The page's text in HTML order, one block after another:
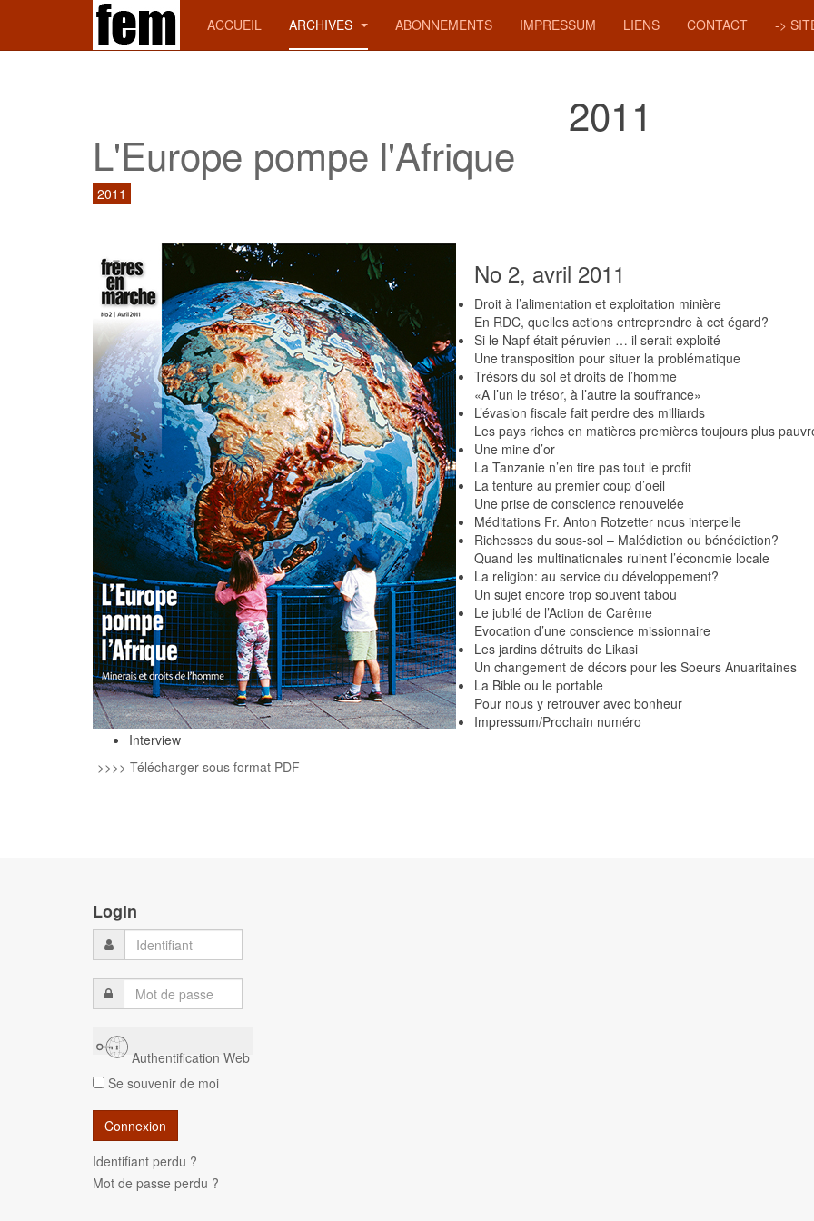
ACCUEIL ARCHIVES ABONNEMENTS IMPRESSUM LIENS CONTACT ->
2011
L'Europe pompe l'Afrique
2011
No 2, avril 2011
Droit à l’alimentation et exploitation minière
En RDC, quelles actions entreprendre à cet égard?
Si le Napf était péruvien … il serait exploité
Une transposition pour situer la problématique
Trésors du sol et droits de l’homme
«A l’un le trésor, à l’autre la souffrance»
L’évasion fiscale fait perdre des milliards
Les pays riches en matières premières toujours plus
Une mine d’or
La Tanzanie n’en tire pas tout le profit
La tenture au premier coup d’oeil
Une prise de conscience renouvelée
Méditations Fr. Anton Rotzetter nous interpelle
Richesses du sous-sol – Malédiction ou bénédiction?
Quand les multinationales ruinent l’économie locale
La religion: au service du développement?
Un sujet encore trop souvent tabou
Le jubilé de l’Action de Carême
Evocation d’une conscience missionnaire
Les jardins détruits de Likasi
Un changement de décors pour les Soeurs Anuaritaines
La Bible ou le portable
Pour nous y retrouver avec bonheur
Impressum/Prochain numéro
Interview
->>>> Télécharger sous format PDF
Login
Authentification Web
Se souvenir de moi
Identifiant perdu ?
Mot de passe perdu ?